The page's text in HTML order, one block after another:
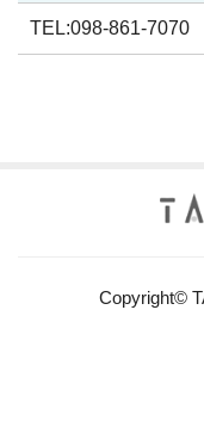
TEL:098-861-7070
Copyright©